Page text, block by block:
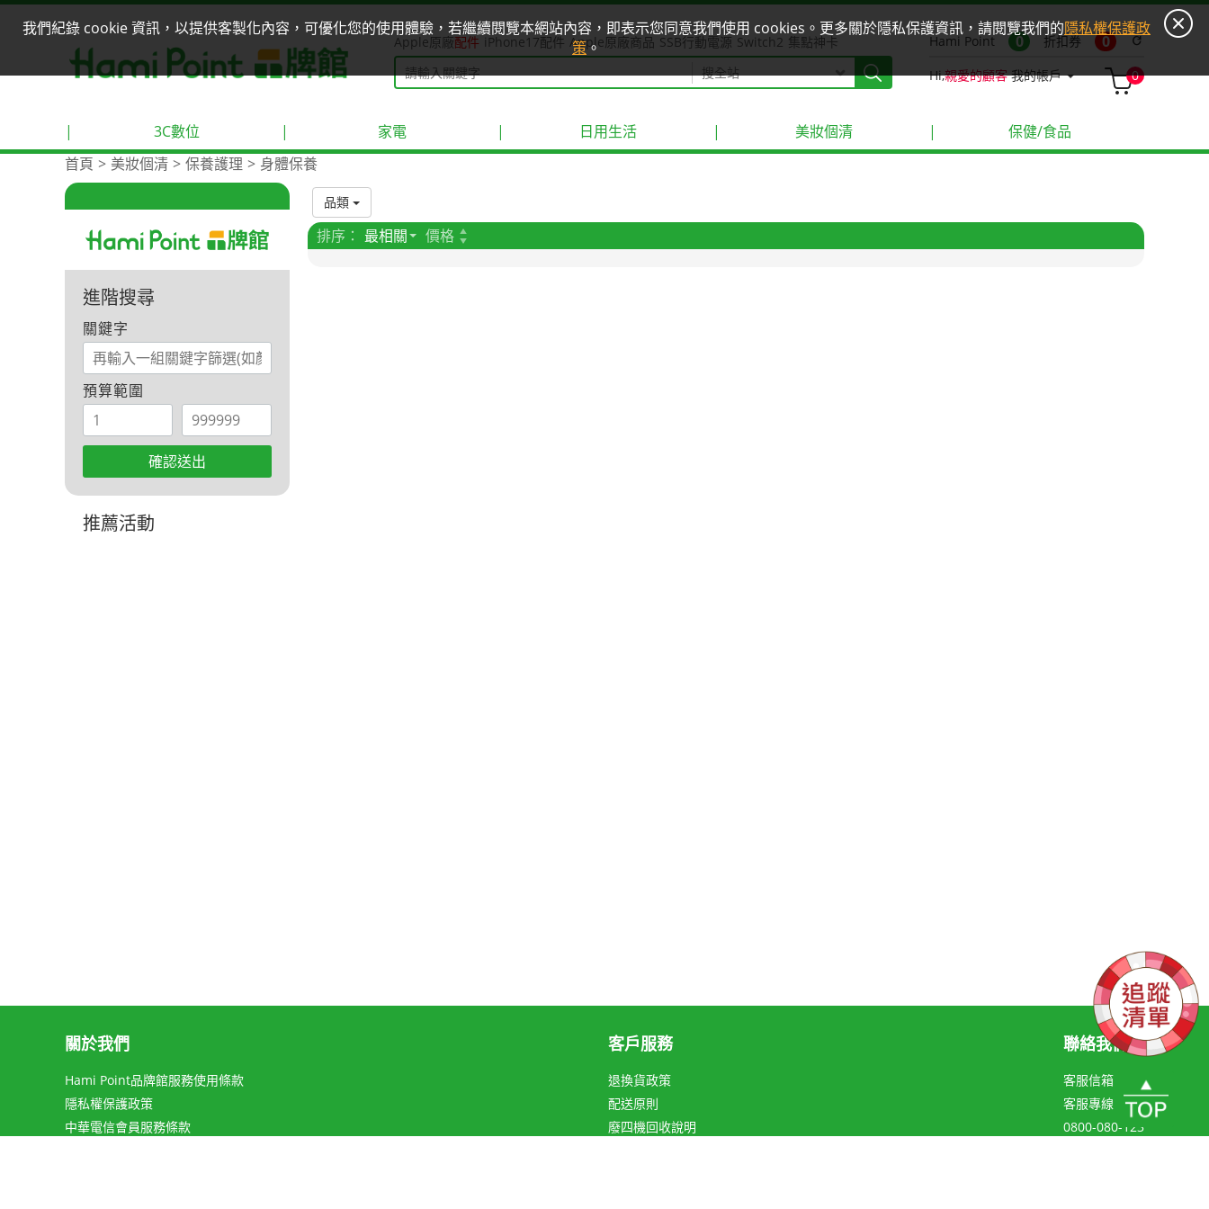
我們紀錄 cookie 資訊，以提供客製化內容，可優化您的使用體驗，若繼續閱覽本網站內容，即表示您同意我們使用 cookies。更多關於隱私保護資訊，請閱覽我們的隱私權保護政
策。
Apple原廠配件 iPhone17配件 Apple原廠商品 SSB行動電源 Switch2 集點神卡 Hami Point 0 折扣券 0 refresh
Hi,親愛的顧客 我的帳戶 0
| 3C數位 | 家電 | 日用生活 | 美妝個清 |
保健/食品
首頁
美妝個清 保養護理 身體保養
進階搜尋
關鍵字
預算範圍
確認送出
推薦活動
品類
排序： 最相關 價格
關於我們
Hami Point品牌館服務使用條款
隱私權保護政策
中華電信會員服務條款
客戶服務
退換貨政策
配送原則
廢四機回收說明
聯絡我們
客服信箱
客服專線
0800-080-123